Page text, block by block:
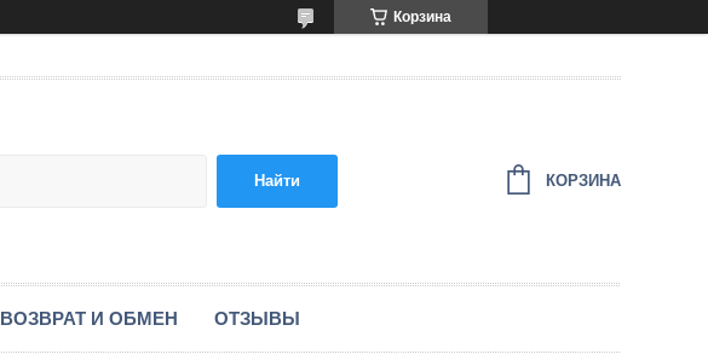
Корзина
Найти КОРЗИНА
ВОЗВРАТ И ОБМЕН ОТЗЫВЫ